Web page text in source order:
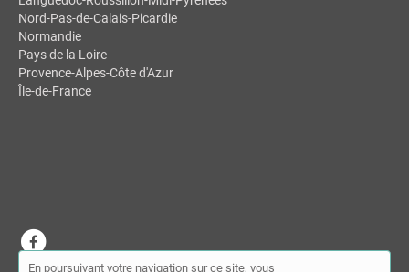
Nord-Pas-de-Calais-Picardie
Normandie
Pays de la Loire
Provence-Alpes-Côte d'Azur
Île-de-France
En poursuivant votre navigation sur ce site, vous